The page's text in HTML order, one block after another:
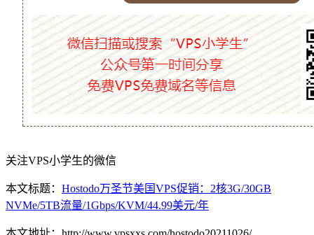
关注VPS小学生的微信
本文标题： Hostodo万圣节美国VPS促销：2核3G/30GB
NVMe/5TB流量/1Gbps/KVM/44.99美元/年